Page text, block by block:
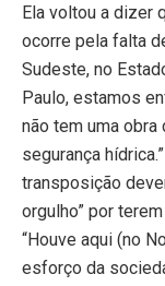
Ela voltou a dizer
ocorre pela falta
Sudeste, no
Paulo, estamos
não tem uma
segurança
transposição
orgulho” por
“Houve aqui (no
esforço da